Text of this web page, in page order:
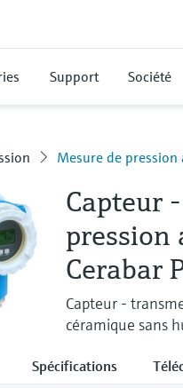
Support Société
Mesure de pression
Capteur
pression
Cerabar
Capteur -
céramique sans
Spécifications